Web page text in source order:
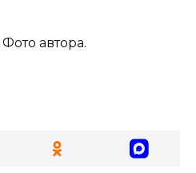
автора.